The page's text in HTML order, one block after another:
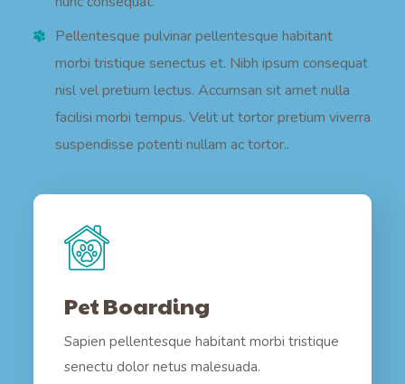
Pellentesque pulvinar pellentesque habitant
morbi tristique senectus et. Nibh ipsum consequat
nisl vel pretium lectus. Accumsan sit amet nulla
facilisi morbi tempus. Velit ut tortor pretium viverra
suspendisse potenti nullam ac tortor..
Pet Boarding
Sapien pellentesque habitant morbi tristique
senectu dolor netus malesuada.